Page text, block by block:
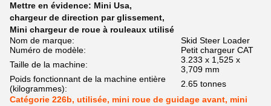
Mettre en évidence: Mini Usa,
chargeur de direction par glissement,
Mini chargeur de roue à rouleaux utilisé
Nom de marque:
Skid Steer Loader
Numéro de modèle:
Petit chargeur CAT
Taille de la machine:
3.233 x 1,525 x
3,709 mm
Poids fonctionnant de la machine entière
(kilogrammes):
2.65 tonnes
Catégorie 226b, utilisée, mini roue de guidage avant, mini